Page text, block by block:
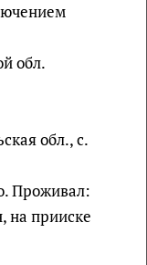
обл.
обл., с.
Проживал:
на прииске